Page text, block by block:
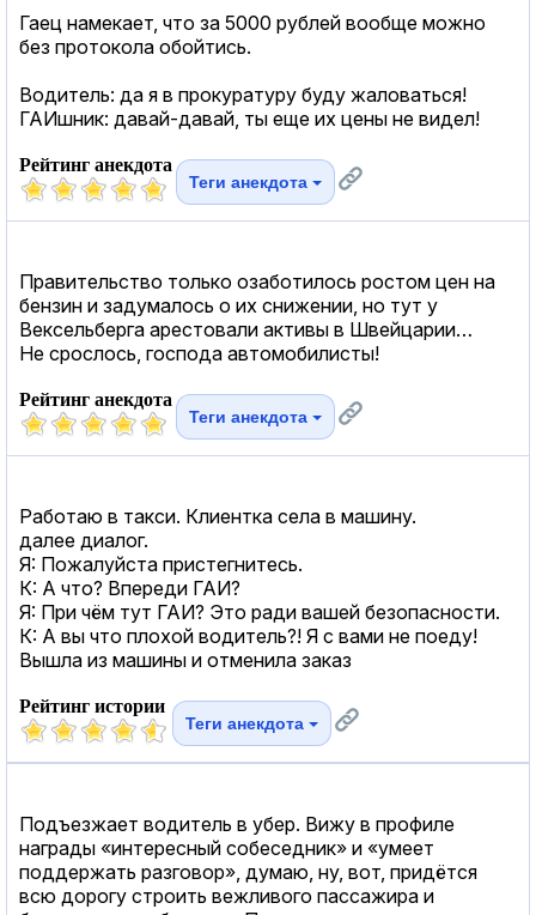
Гаец намекает, что за 5000 рублей вообще можно
без протокола обойтись.
Водитель: да я в прокуратуру буду жаловаться!
ГАИшник: давай-давай, ты еще их цены не видел!
Рейтинг анекдота
Теги анекдота
Правительство только озаботилось ростом цен на
бензин и задумалось о их снижении, но тут у
Вексельберга арестовали активы в Швейцарии…
Не срослось, господа автомобилисты!
Рейтинг анекдота
Теги анекдота
Работаю в такси. Клиентка села в машину.
далее диалог.
Я: Пожалуйста пристегнитесь.
К: А что? Впереди ГАИ?
Я: При чём тут ГАИ? Это ради вашей безопасности.
К: А вы что плохой водитель?! Я с вами не поеду!
Вышла из машины и отменила заказ
Рейтинг истории
Теги анекдота
Подъезжает водитель в убер. Вижу в профиле
награды «интересный собеседник» и «умеет
поддержать разговор», думаю, ну, вот, придётся
всю дорогу строить вежливого пассажира и